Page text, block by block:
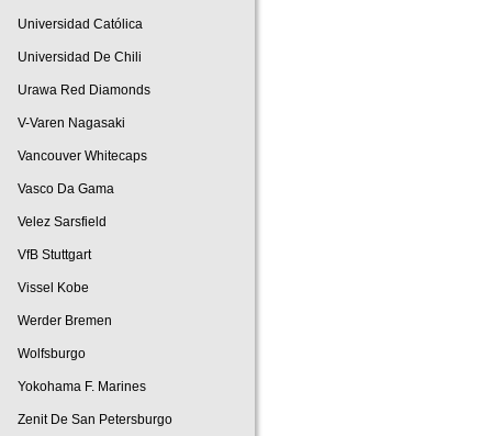
Universidad Católica
Universidad De Chili
Urawa Red Diamonds
V-Varen Nagasaki
Vancouver Whitecaps
Vasco Da Gama
Velez Sarsfield
VfB Stuttgart
Vissel Kobe
Werder Bremen
Wolfsburgo
Yokohama F. Marines
Zenit De San Petersburgo